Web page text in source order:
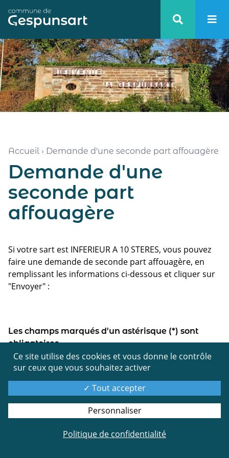
Haut de page
Accueil › Demande d'une seconde part affouagère
Demande d'une
seconde part
affouagère
Si votre sart est INFERIEUR A 10 STERES, vous pouvez
faire une demande de seconde part affouagère, en
remplissant les informations ci-dessous et cliquer sur
"Envoyer" :
Les champs marqués d'un astérisque (*) sont
obligatoires
Nom
Ce site utilise des cookies et vous donne le contrôle
sur ceux que vous souhaitez activer
Tout accepter
Personnaliser
Politique de confidentialité